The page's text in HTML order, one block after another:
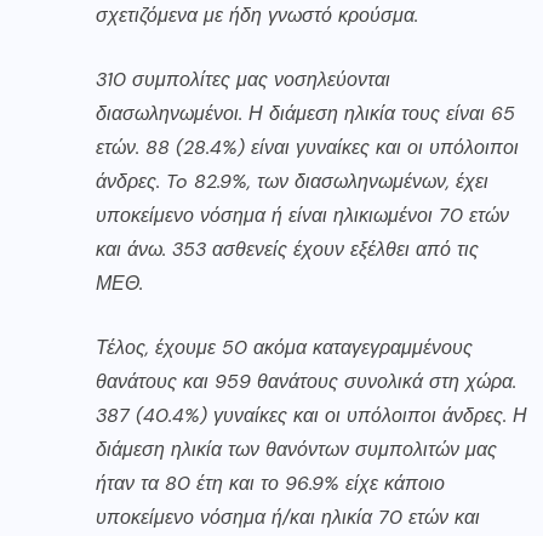
σχετιζόμενα με ήδη γνωστό κρούσμα.
310 συμπολίτες μας νοσηλεύονται
διασωληνωμένοι. Η διάμεση ηλικία τους είναι 65
ετών. 88 (28.4%) είναι γυναίκες και οι υπόλοιποι
άνδρες. To 82.9%, των διασωληνωμένων, έχει
υποκείμενο νόσημα ή είναι ηλικιωμένοι 70 ετών
και άνω. 353 ασθενείς έχουν εξέλθει από τις
ΜΕΘ.
Τέλος, έχουμε 50 ακόμα καταγεγραμμένους
θανάτους και 959 θανάτους συνολικά στη χώρα.
387 (40.4%) γυναίκες και οι υπόλοιποι άνδρες. Η
διάμεση ηλικία των θανόντων συμπολιτών μας
ήταν τα 80 έτη και το 96.9% είχε κάποιο
υποκείμενο νόσημα ή/και ηλικία 70 ετών και